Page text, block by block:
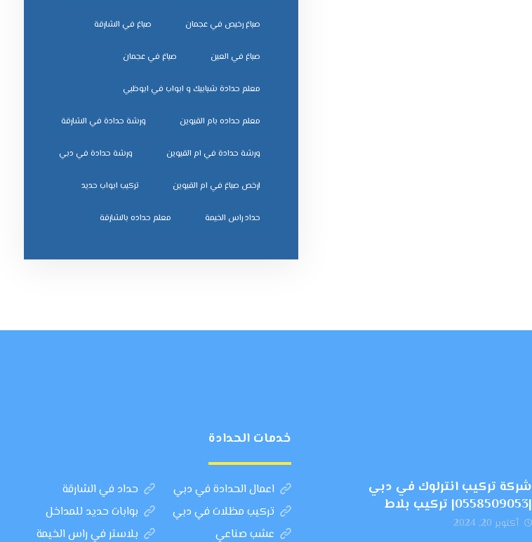
صباغ رخيص في عجمان صباغ في الشارقة
صباغ في العين صباغ في عجمان
معلم حدادة شبابيك و ابواب في ابوظبي
معلم حداده بام القيوين ورشة حدادة في الشارقة
ورشة حدادة في ام القيوين ورشة حدادة في دبي
ﺗﺮﻛﻴﺐ اﺑﻮاب ﺣﺪﻳﺪ
ﺣﺪاد راس اﻟﺨﻴﻤﺔ ﻣﻌﻠﻢ ﺣﺪاده ﺑﺎﻟﺸﺎرﻗﺔ
شركة تركيب انترلوك في دبي
|0558509053| تركيب بلاط
أكتوبر 20, 2024
خدمات الحدادة
اعمال الحدادة في دبي
حداد في الشارقة
تركيب مظلات في دبي
بوابات حديد للمداخل
عشب صناعي
بلاستر في راس الخيمة